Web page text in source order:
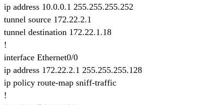
ip address 10.0.0.1 255.255.255.252
tunnel source 172.22.2.1
tunnel destination 172.22.1.18
!
interface Ethernet0/0
ip address 172.22.2.1 255.255.255.128
ip policy route-map sniff-traffic
!